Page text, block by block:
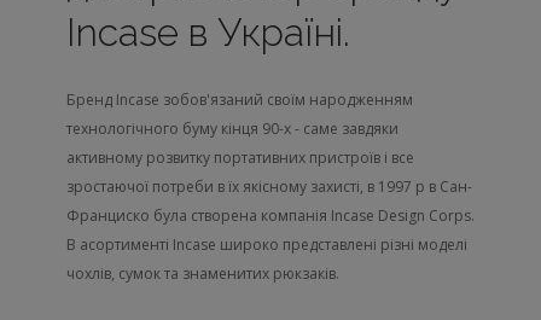
Incase в Україні.
Бренд Incase зобов'язаний своїм народженням
технологічного буму кінця 90-х - саме завдяки
активному розвитку портативних пристроїв і все
зростаючої потреби в їх якісному захисті, в 1997 р в Сан-
Франциско була створена компанія Incase Design Corps.
В асортименті Incase широко представлені різні моделі
чохлів, сумок та знаменитих рюкзаків.